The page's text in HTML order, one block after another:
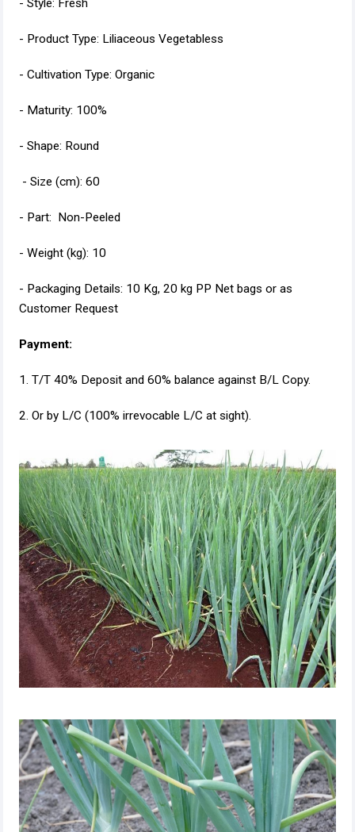
- Style: Fresh
- Product Type: Liliaceous Vegetabless
- Cultivation Type: Organic
- Maturity: 100%
- Shape: Round
- Size (cm): 60
- Part: Non-Peeled
- Weight (kg): 10
- Packaging Details: 10 Kg, 20 kg PP Net bags or as
Customer Request
Payment:
1. T/T 40% Deposit and 60% balance against B/L Copy.
2. Or by L/C (100% irrevocable L/C at sight).